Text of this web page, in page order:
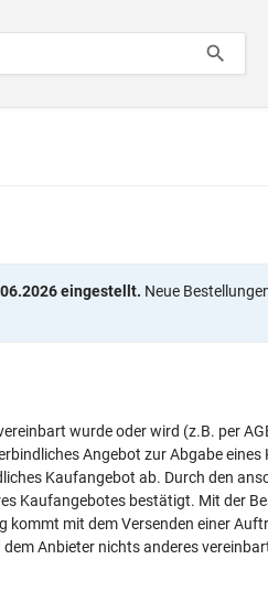
eingestellt. Neue
wurde oder wird (z.B. per
Angebot zur Abgabe
Kaufangebot ab. Durch den
Kaufangebotes bestätigt. Mit der
mit dem Versenden einer
Anbieter nichts anderes